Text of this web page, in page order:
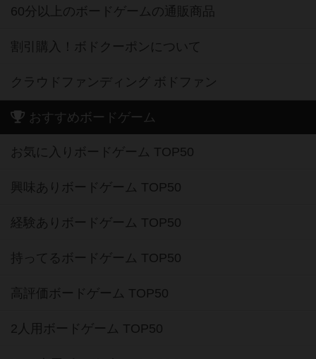
60分以上のボードゲームの通販商品
割引購入！ボドクーポンについて
クラウドファンディング ボドファン
おすすめボードゲーム
お気に入りボードゲーム TOP50
興味ありボードゲーム TOP50
経験ありボードゲーム TOP50
持ってるボードゲーム TOP50
高評価ボードゲーム TOP50
2人用ボードゲーム TOP50